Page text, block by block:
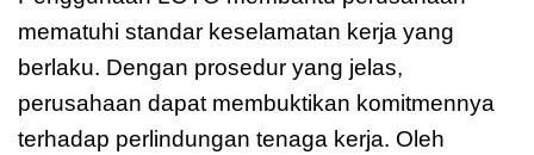
mematuhi standar keselamatan kerja yang
berlaku. Dengan prosedur yang jelas,
perusahaan dapat membuktikan komitmennya
terhadap perlindungan tenaga kerja. Oleh